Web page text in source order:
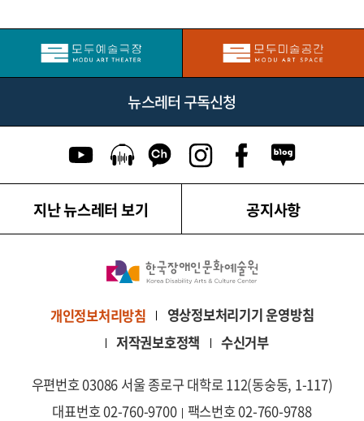
뉴스레터 구독신청
지난 뉴스레터 보기
카카오톡 채널 이동
유튜브 이동팟캐스트 이동 네이버블로
페이스북 이동
인스타그램 이동
공지사항
개인정보처리방침
영상정보처리기기 운영방침
저작권보호정책
수신거부
우편번호 03086 서울 종로구 대학로 112(동숭동, 1-117)
대표번호 02-760-9700 팩스번호 02-760-9788